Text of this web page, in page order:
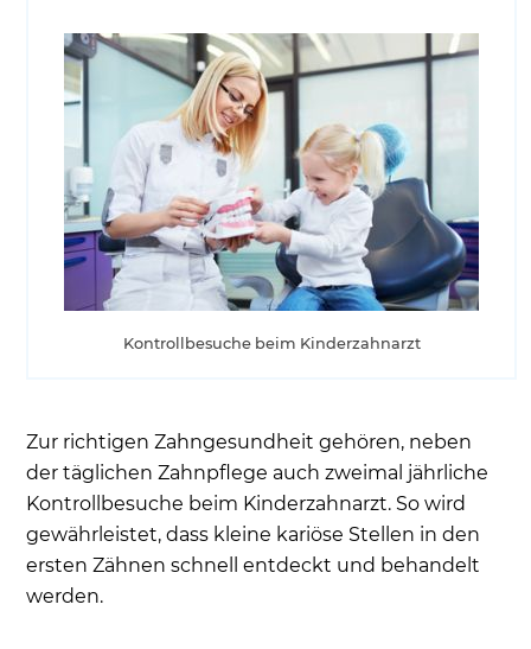
Kontrollbesuche beim Kinderzahnarzt
Zur richtigen Zahngesundheit gehören, neben
der täglichen Zahnpflege auch zweimal jährliche
Kontrollbesuche beim Kinderzahnarzt. So wird
gewährleistet, dass kleine kariöse Stellen in den
ersten Zähnen schnell entdeckt und behandelt
werden.